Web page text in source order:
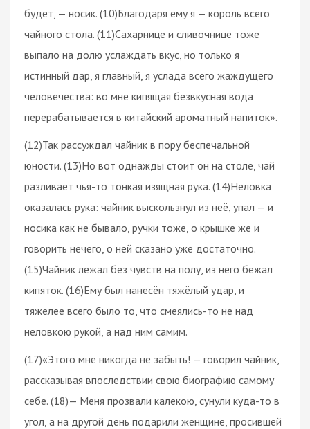
будет, — носик. (10)Благодаря ему я — король всего
чайного стола. (11)Сахарнице и сливочнице тоже
выпало на долю услаждать вкус, но только я
истинный дар, я главный, я услада всего жаждущего
человечества: во мне кипящая безвкусная вода
перерабатывается в китайский ароматный напиток».
(12)Так рассуждал чайник в пору беспечальной
юности. (13)Но вот однажды стоит он на столе, чай
разливает чья-то тонкая изящная рука. (14)Неловка
оказалась рука: чайник выскользнул из неё, упал — и
носика как не бывало, ручки тоже, о крышке же и
говорить нечего, о ней сказано уже достаточно.
(15)Чайник лежал без чувств на полу, из него бежал
кипяток. (16)Ему был нанесён тяжёлый удар, и
тяжелее всего было то, что смеялись-то не над
неловкою рукой, а над ним самим.
(17)«Этого мне никогда не забыть! — говорил чайник,
рассказывая впоследствии свою биографию самому
себе. (18)— Меня прозвали калекою, сунули куда-то в
угол, а на другой день подарили женщине, просившей